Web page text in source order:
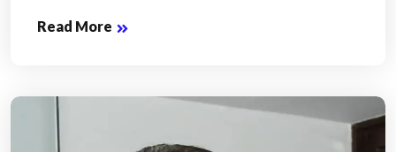
Read More